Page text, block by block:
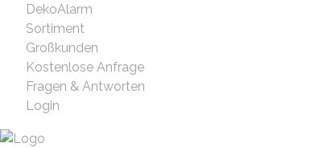
DekoAlarm
Sortiment
Großkunden
Kostenlose Anfrage
Fragen & Antworten
Login